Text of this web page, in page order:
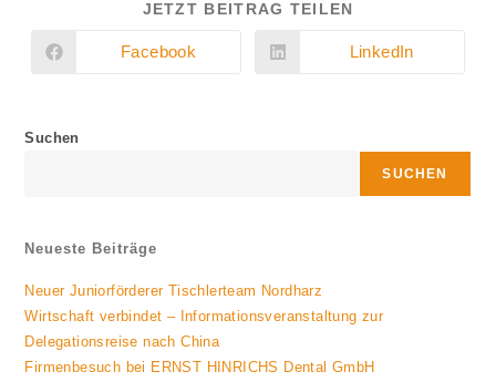
JETZT BEITRAG TEILEN
Öffnet
Facebook
Öffnet
LinkedIn
Suchen
SUCHEN
Neueste Beiträge
Neuer Juniorförderer Tischlerteam Nordharz
Wirtschaft verbindet – Informationsveranstaltung zur
Delegationsreise nach China
Firmenbesuch bei ERNST HINRICHS Dental GmbH